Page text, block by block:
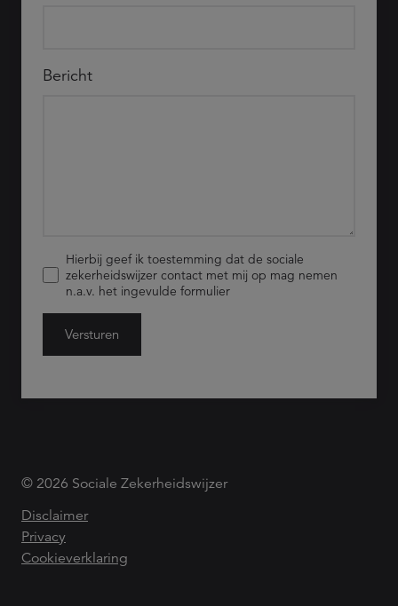
Bericht
Hierbij geef ik toestemming dat de sociale
zekerheidswijzer contact met mij op mag nemen
n.a.v. het ingevulde formulier
Versturen
© 2026 Sociale Zekerheidswijzer
Disclaimer
Privacy
Cookieverklaring